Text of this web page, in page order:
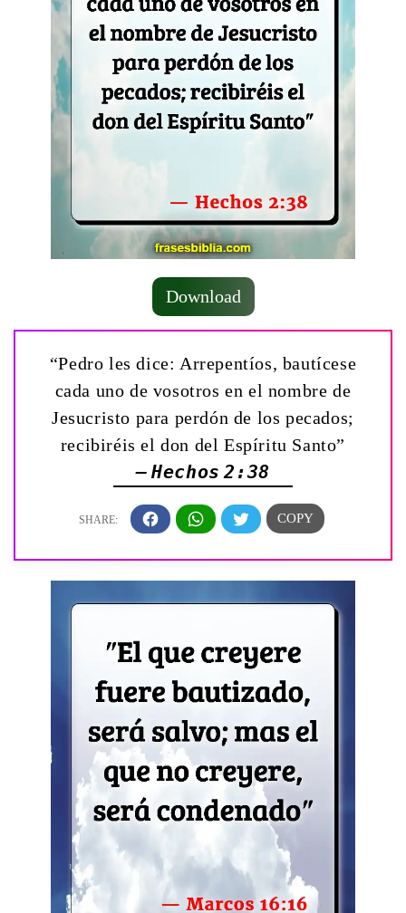
Download
“Pedro les dice: Arrepentíos, bautícese
cada uno de vosotros en el nombre de
Jesucristo para perdón de los pecados;
recibiréis el don del Espíritu Santo”
— Hechos 2:38